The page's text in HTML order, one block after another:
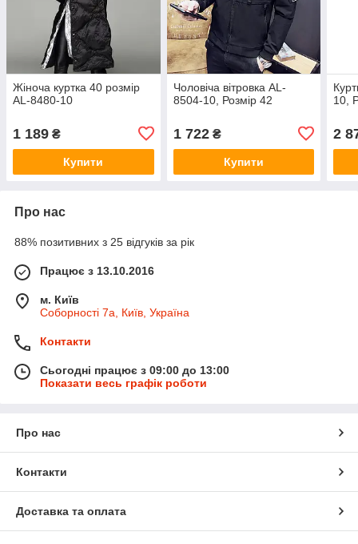
Жіноча куртка 40 розмір
AL-8480-10
1 189 ₴
Купити
Чоловіча вітровка AL-
8504-10, Розмір 42
1 722₴
Купити
10,
2
Про нас
88% позитивних з 25 відгуків за рік
Працює з 13.10.2016
м. Київ
Соборності 7а, Київ, Україна
Контакти
Сьогодні працює з 09:00 до 13:00
Показати весь графік роботи
Про нас
Контакти
Доставка та оплата